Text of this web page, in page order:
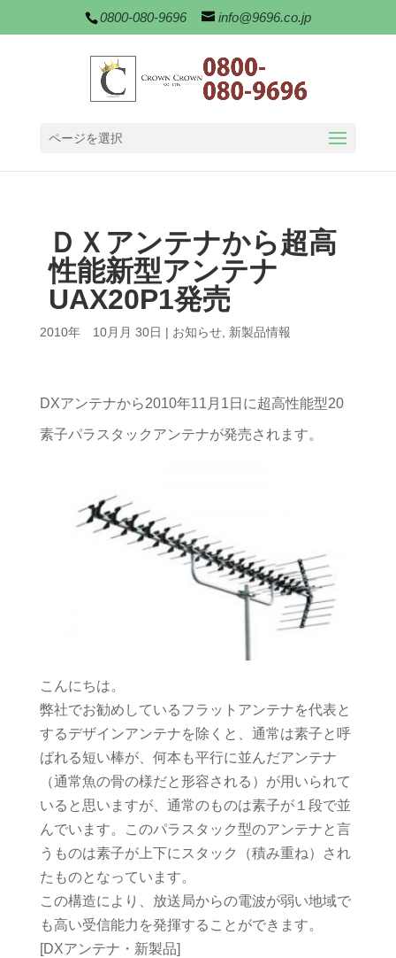
0800-080-9696 info@9696.co.jp
ページを選択
ＤＸアンテナから超高
性能新型アンテナ
UAX20P1発売
2010年 10月月 30日 | お知らせ, 新製品情報
DXアンテナから2010年11月1日に超高性能型20
素子パラスタックアンテナが発売されます。
こんにちは。
弊社でお勧めしているフラットアンテナを代表と
するデザインアンテナを除くと、通常は素子と呼
ばれる短い棒が、何本も平行に並んだアンテナ
（通常魚の骨の様だと形容される）が用いられて
いると思いますが、通常のものは素子が１段で並
んでいます。このパラスタック型のアンテナと言
うものは素子が上下にスタック（積み重ね）され
たものとなっています。
この構造により、放送局からの電波が弱い地域で
も高い受信能力を発揮することができます。
[DXアンテナ・新製品]